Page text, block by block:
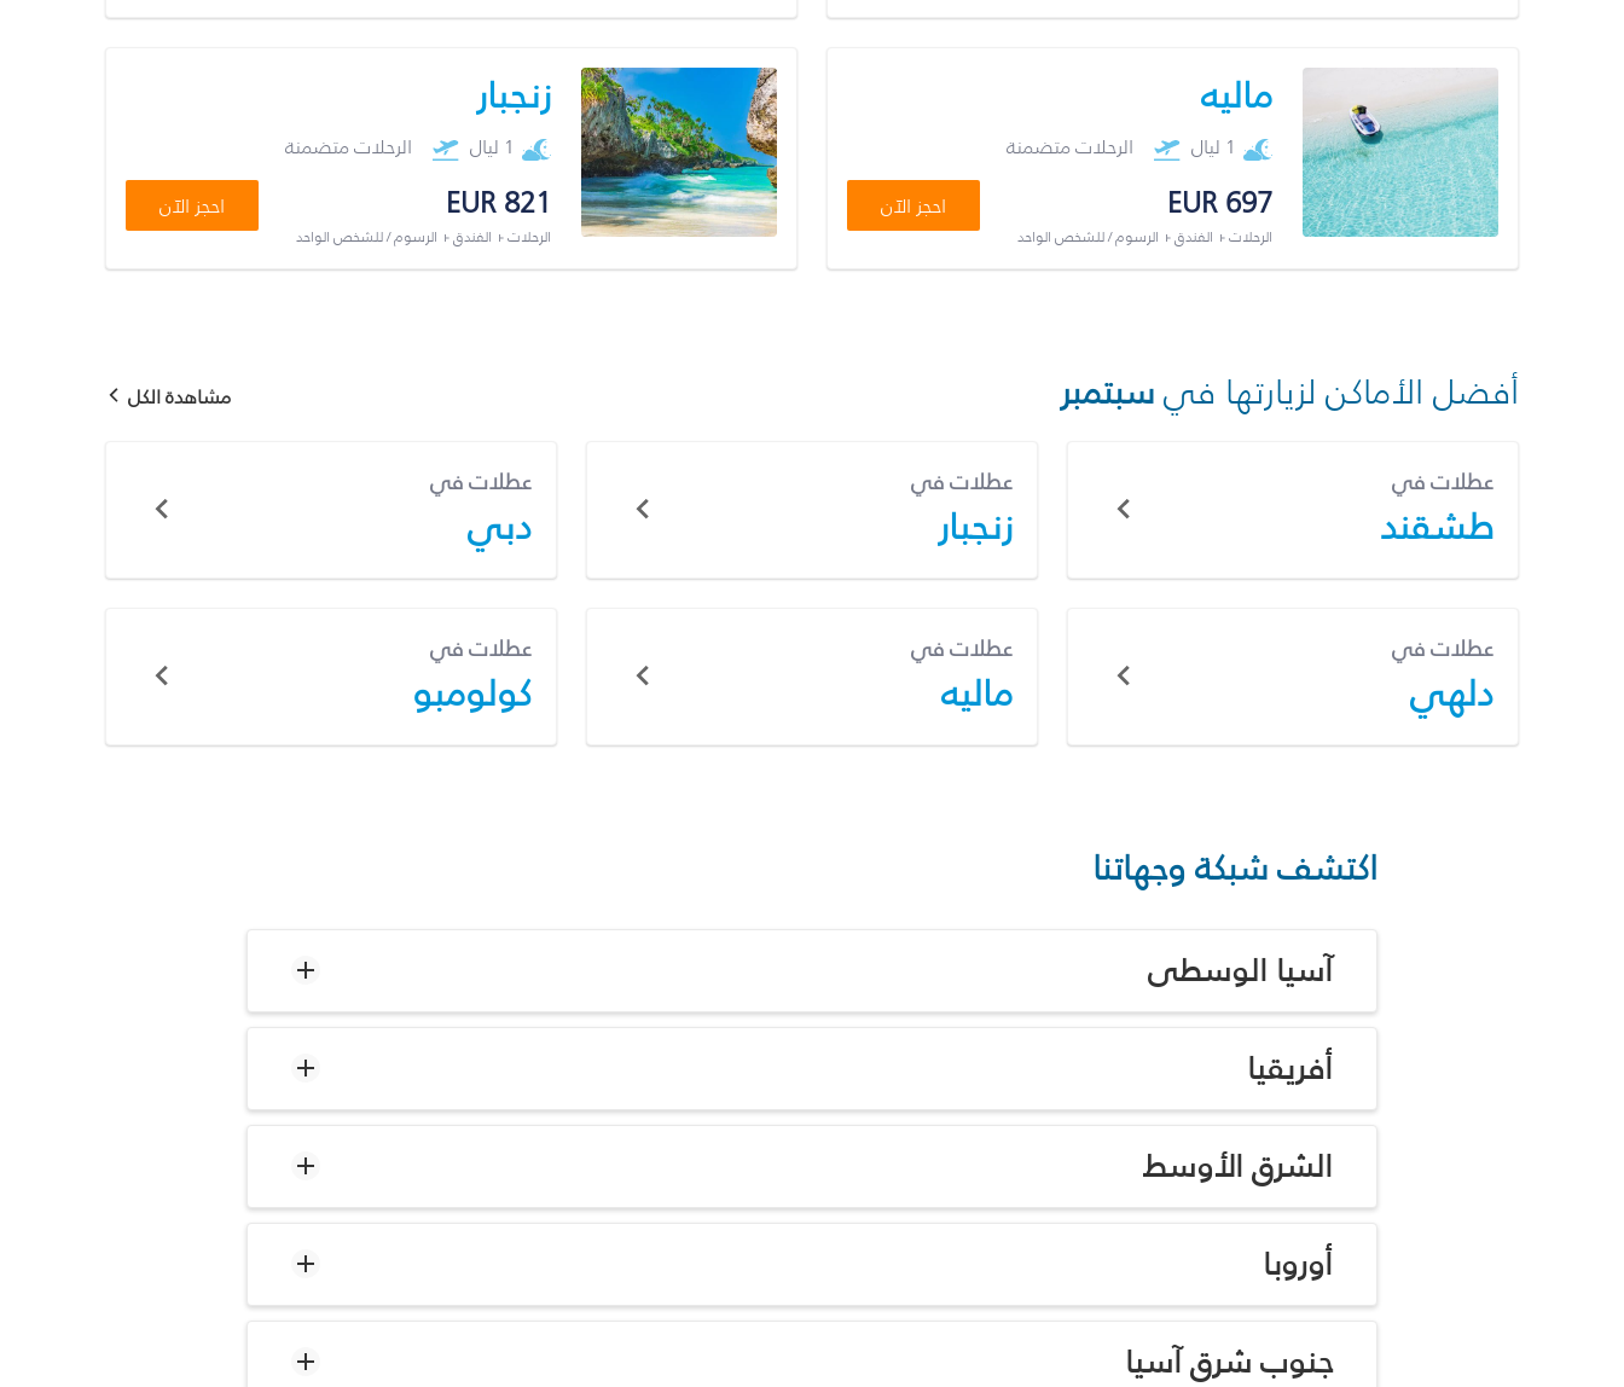
ماليه
1 ليال الرحلات متضمنة
EUR 697
الرحلات + الفندق + الرسوم / للشخص الواحد
احجز الآن
زنجبار
1 ليال الرحلات متضمنة
EUR 821
الرحلات + الفندق + الرسوم / للشخص الواحد
احجز الآن
أفضل الأماكن لزيارتها فيسبتمبر مشاهدة الكل
عطلات في
طشقند
عطلات في
زنجبار
عطلات في
دبي
عطلات في
دلهي
عطلات في
ماليه
عطلات في
كولومبو
اكتشف شبكة وجهاتنا
آسيا الوسطى
أفريقيا
الشرق الأوسط
أوروبا
جنوب شرق آسيا